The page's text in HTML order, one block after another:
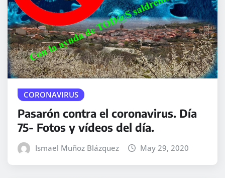
CORONAVIRUS
Pasarón contra el coronavirus. Día
75- Fotos y vídeos del día.
Ismael Muñoz Blázquez May 29, 2020